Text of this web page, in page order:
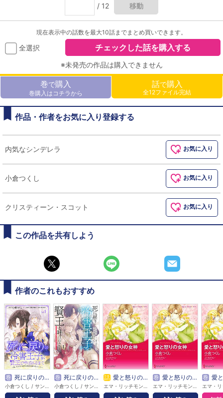
/ 12 移動
現在表示中の話数を最大10話までまとめ買いできます。
全選択 チェックした話を購入する
※未発売の作品は購入できません
巻で購入
巻購入はコチラから
話で購入
全12ファイル完結
作品・作者をお気に入り登録する
内気なシンデレラ お気に入り
小倉つくし お気に入り
クリスティーン・スコット お気に入り
この作品を共有しよう
作者のこれもおすすめ
巻 死に戻りの冷害王子が賢王と呼ばれるまで～導いたのは不器用な侯爵令嬢の祈りでした～(話売り) 巻 死に戻りの冷害王子が賢王と呼ばれるまで～導いたのは不器用な侯爵令嬢の祈りでした～ 話 愛と怒りの女神 巻 愛と怒りの女神 巻 愛と怒